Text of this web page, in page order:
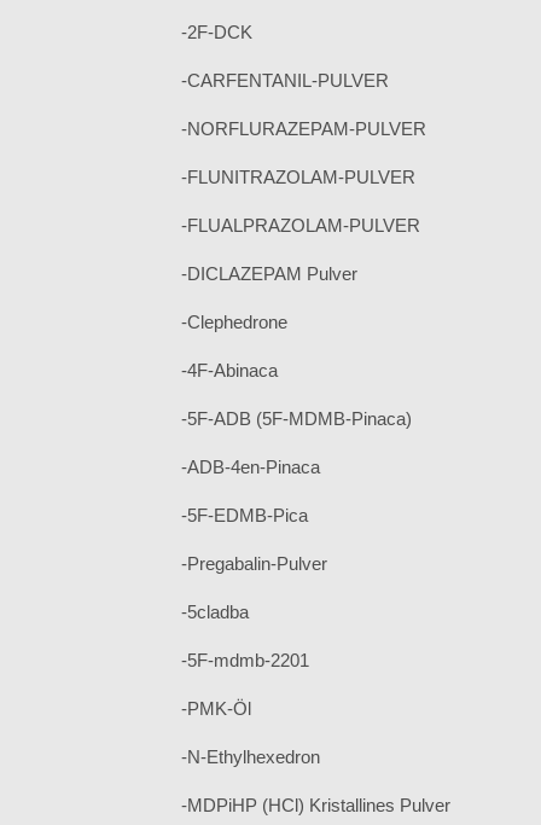
-2F-DCK
-CARFENTANIL-PULVER
-NORFLURAZEPAM-PULVER
-FLUNITRAZOLAM-PULVER
-FLUALPRAZOLAM-PULVER
-DICLAZEPAM Pulver
-Clephedrone
-4F-Abinaca
-5F-ADB (5F-MDMB-Pinaca)
-ADB-4en-Pinaca
-5F-EDMB-Pica
-Pregabalin-Pulver
-5cladba
-5F-mdmb-2201
-PMK-Öl
-N-Ethylhexedron
-MDPiHP (HCl) Kristallines Pulver